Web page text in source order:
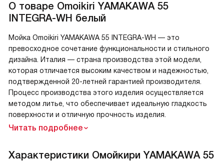
О товаре Omoikiri YAMAKAWA 55
INTEGRA-WH белый
Мойка Omoikiri YAMAKAWA 55 INTEGRA-WH — это
превосходное сочетание функциональности и стильного
дизайна. Италия — страна производства этой модели,
которая отличается высоким качеством и надежностью,
подтвержденной 20-летней гарантией производителя.
Процесс производства этого изделия осуществляется
методом литье, что обеспечивает идеальную гладкость
поверхности и отличную прочность изделия.
Читать подробнее
Характеристики Омойкири YAMAKAWA 55